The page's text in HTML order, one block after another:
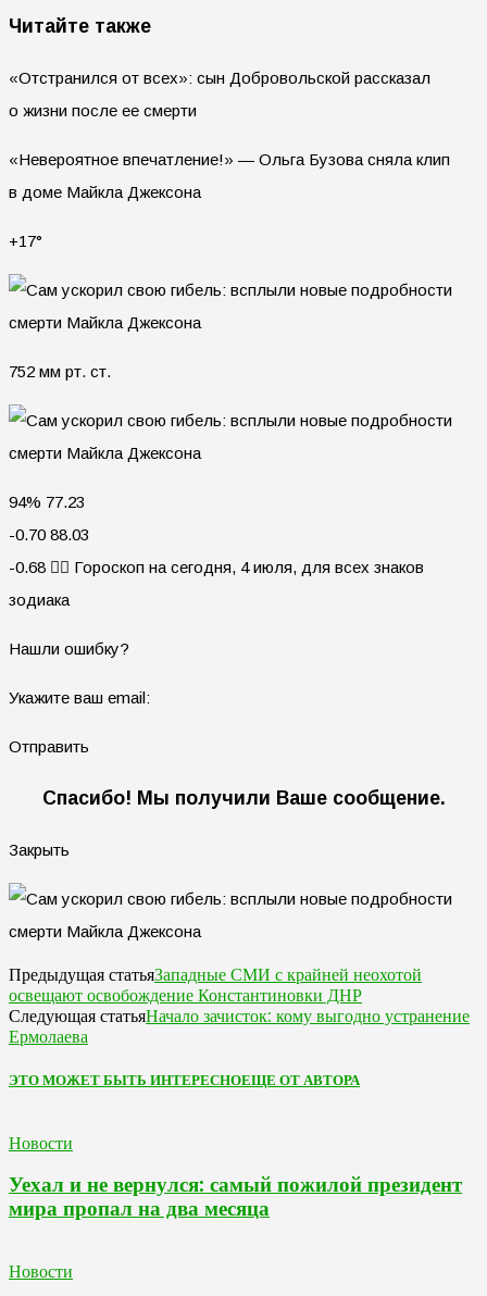
Читайте также
«Отстранился от всех»: сын Добровольской рассказал
о жизни после ее смерти
«Невероятное впечатление!» — Ольга Бузова сняла клип
в доме Майкла Джексона
+17°
752 мм рт. ст.
94% 77.23
-0.70 88.03
-0.68 🧙‍♀ Гороскоп на сегодня, 4 июля, для всех знаков
зодиака
Нашли ошибку?
Укажите ваш email:
Отправить
Спасибо! Мы получили Ваше сообщение.
Закрыть
Предыдущая статьяЗападные СМИ с крайней неохотой
освещают освобождение Константиновки ДНР
Следующая статьяНачало зачисток: кому выгодно устранение
Ермолаева
ЭТО МОЖЕТ БЫТЬ ИНТЕРЕСНОЕЩЕ ОТ АВТОРА
Новости
Уехал и не вернулся: самый пожилой президент
мира пропал на два месяца
Новости